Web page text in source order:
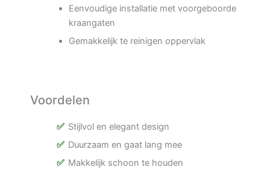
Eenvoudige installatie met voorgeboorde
kraangaten
Gemakkelijk te reinigen oppervlak
Voordelen
Stijlvol en elegant design
Duurzaam en gaat lang mee
Makkelijk schoon te houden